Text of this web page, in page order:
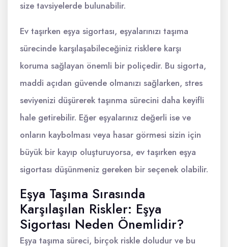
size tavsiyelerde bulunabilir.
Ev taşırken eşya sigortası, eşyalarınızı taşıma
sürecinde karşılaşabileceğiniz risklere karşı
koruma sağlayan önemli bir poliçedir. Bu sigorta,
maddi açıdan güvende olmanızı sağlarken, stres
seviyenizi düşürerek taşınma sürecini daha keyifli
hale getirebilir. Eğer eşyalarınız değerli ise ve
onların kaybolması veya hasar görmesi sizin için
büyük bir kayıp oluşturuyorsa, ev taşırken eşya
sigortası düşünmeniz gereken bir seçenek olabilir.
Eşya Taşıma Sırasında
Karşılaşılan Riskler: Eşya
Sigortası Neden Önemlidir?
Eşya taşıma süreci, birçok riskle doludur ve bu